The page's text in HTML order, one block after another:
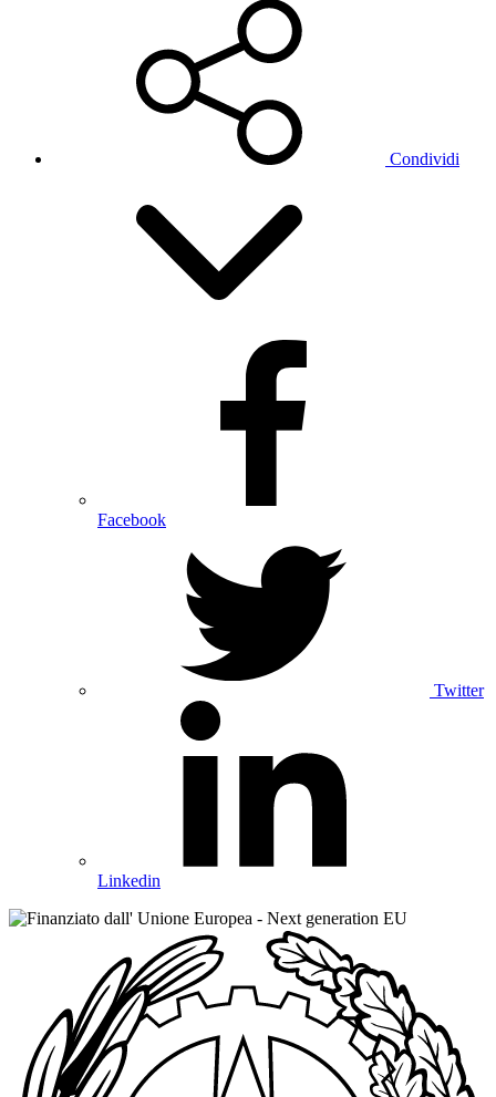
Condividi
Facebook
Twitter
Linkedin